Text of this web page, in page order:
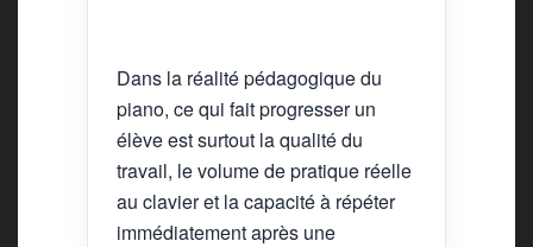
Dans la réalité pédagogique du
piano, ce qui fait progresser un
élève est surtout la qualité du
travail, le volume de pratique réelle
au clavier et la capacité à répéter
immédiatement après une